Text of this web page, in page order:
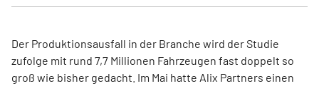
Der Produktionsausfall in der Branche wird der Studie
zufolge mit rund 7,7 Millionen Fahrzeugen fast doppelt so
groß wie bisher gedacht. Im Mai hatte Alix Partners einen